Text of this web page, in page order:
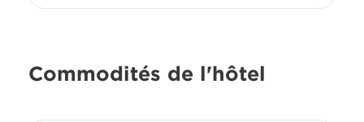
Commodités de l'hôtel